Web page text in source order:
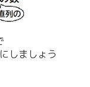
しましょう